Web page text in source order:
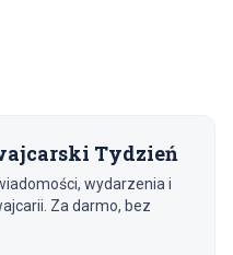
Tydzień
wydarzenia i
Za darmo, bez